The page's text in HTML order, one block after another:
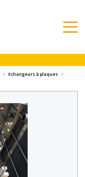
• Echangeurs à plaques
•